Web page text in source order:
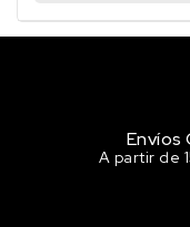
Envíos
A partir de